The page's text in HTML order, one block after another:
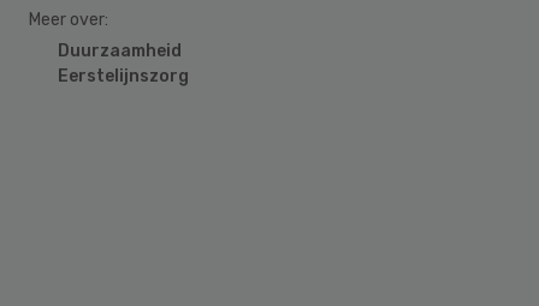
Meer over:
Duurzaamheid
Eerstelijnszorg